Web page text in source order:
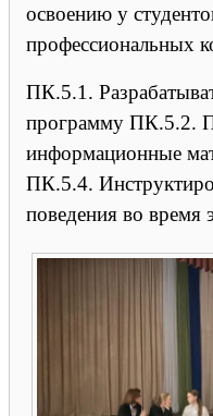
освоению у
профессиональных
ПК.5.1.
программу ПК.5.2.
информационные
ПК.5.4.
поведения во время